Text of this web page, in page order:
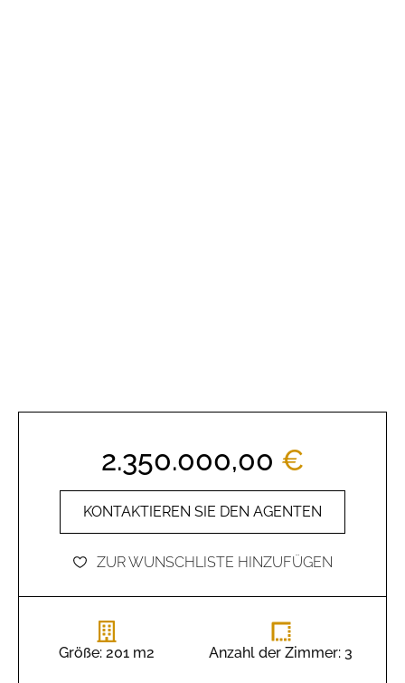
2.350.000,00 €
KONTAKTIEREN SIE DEN AGENTEN
ZUR WUNSCHLISTE HINZUFÜGEN
Größe: 201 m2 Anzahl der Zimmer: 3